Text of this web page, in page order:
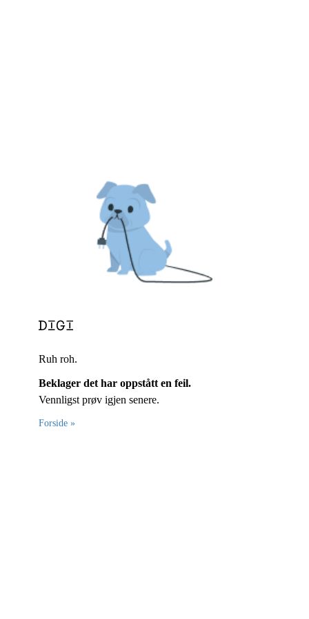
Ruh roh.
Beklager det har oppstått en feil.
Vennligst prøv igjen senere.
Forside »